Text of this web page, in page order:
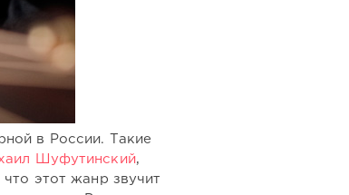
в России. Такие
Шуфутинский,
этот жанр звучит